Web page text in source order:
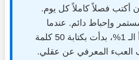
أكتب فصلاً كاملاً كل يوم.
وإحباط دائم. عندما
قررت تطبيق مبدأ الـ 1%، بدأت بكتابة 50 كلمة
العبء المعرفي عن عقلي.